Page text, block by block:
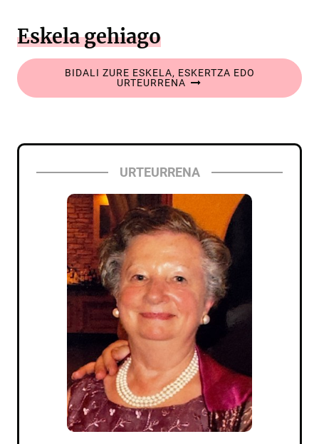
Eskela gehiago
BIDALI ZURE ESKELA, ESKERTZA EDO
URTEURRENA
URTEURRENA